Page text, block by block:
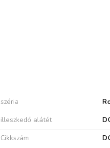
széria
illeszkedő alátét
Cikkszám